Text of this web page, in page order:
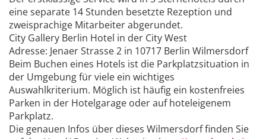
eine separate 14 Stunden besetzte Rezeption und
zweisprachige Mitarbeiter abgerundet.
City Gallery Berlin Hotel in der City West
Adresse: Jenaer Strasse 2 in 10717 Berlin Wilmersdorf
Beim Buchen eines Hotels ist die Parkplatzsituation in
der Umgebung für viele ein wichtiges
Auswahlkriterium. Möglich ist häufig ein kostenfreies
Parken in der Hotelgarage oder auf hoteleigenem
Parkplatz.
Die genauen Infos über dieses Wilmersdorf finden Sie